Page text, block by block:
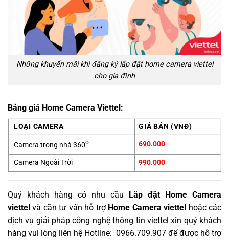
Những khuyến mãi khi đăng ký lắp đặt home camera viettel
cho gia đình
Bảng giá Home Camera Viettel:
LOẠI CAMERA GIÁ BÁN (VNĐ)
Camera trong nhà 360o 690.000
Camera Ngoài Trời 990.000
Quý khách hàng có nhu cầu Lắp đặt Home Camera
viettel và cần tư vấn hỗ trợ Home Camera viettel hoặc các
dịch vụ giải pháp công nghệ thông tin viettel xin quý khách
hàng vui lòng liên hệ Hotline: 0966.709.907 để được hỗ trợ